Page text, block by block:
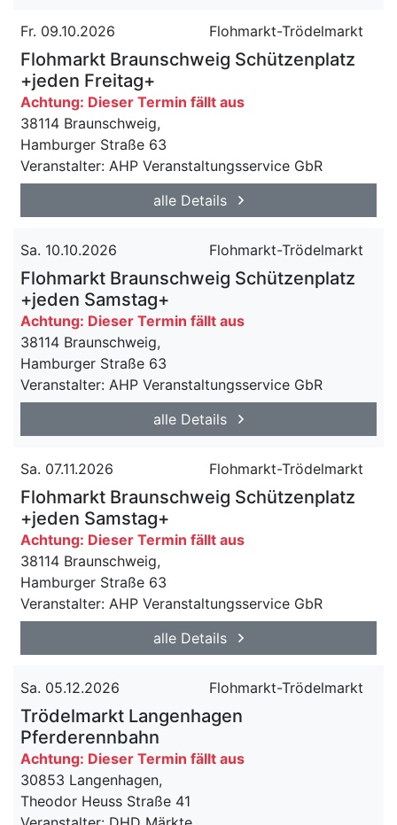
Fr. 09.10.2026 Flohmarkt-Trödelmarkt
Flohmarkt Braunschweig Schützenplatz
+jeden Freitag+
Achtung: Dieser Termin fällt aus
38114 Braunschweig,
Hamburger Straße 63
Veranstalter: AHP Veranstaltungsservice GbR
alle Details
Sa. 10.10.2026 Flohmarkt-Trödelmarkt
Flohmarkt Braunschweig Schützenplatz
+jeden Samstag+
Achtung: Dieser Termin fällt aus
38114 Braunschweig,
Hamburger Straße 63
Veranstalter: AHP Veranstaltungsservice GbR
alle Details
Sa. 07.11.2026 Flohmarkt-Trödelmarkt
Flohmarkt Braunschweig Schützenplatz
+jeden Samstag+
Achtung: Dieser Termin fällt aus
38114 Braunschweig,
Hamburger Straße 63
Veranstalter: AHP Veranstaltungsservice GbR
alle Details
Sa. 05.12.2026 Flohmarkt-Trödelmarkt
Trödelmarkt Langenhagen
Pferderennbahn
Achtung: Dieser Termin fällt aus
30853 Langenhagen,
Theodor Heuss Straße 41